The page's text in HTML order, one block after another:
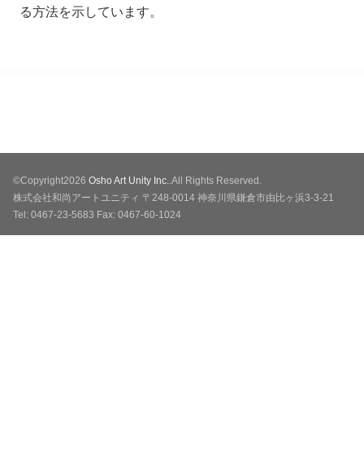
る方法を示しています。
©Copyright2026 Osho Art Unity Inc..All Rights Reserved.
株式会社和尚アートユニティ 〒248-0014 神奈川県鎌倉市由比ヶ浜3-3-21
Tel: 0467-23-5683 Fax: 0467-60-1024